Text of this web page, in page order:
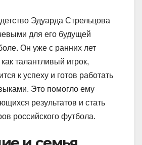
Эдуарда Стрельцова
для его будущей
Он уже с ранних лет
талантливый игрок,
к успеху и готов работать
Это помогло ему
результатов и стать
российского футбола.